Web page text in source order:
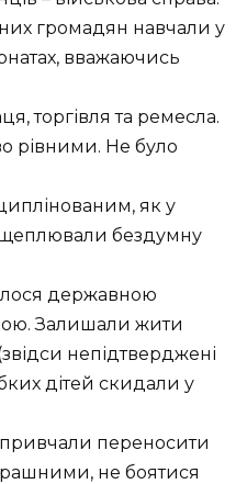
громадян навчали у
вважаючись
торгівля та ремесла.
рівними. Не було
як у
бездумну
державною
Залишали жити
непідтверджені
дітей скидали у
переносити
не боятися